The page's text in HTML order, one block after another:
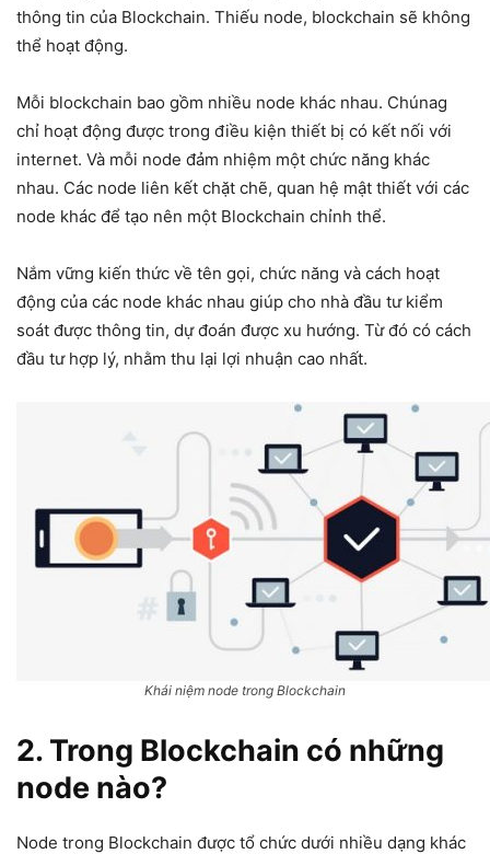
thông tin của Blockchain. Thiếu node, blockchain sẽ không
thể hoạt động.
Mỗi blockchain bao gồm nhiều node khác nhau. Chúnag
chỉ hoạt động được trong điều kiện thiết bị có kết nối với
internet. Và mỗi node đảm nhiệm một chức năng khác
nhau. Các node liên kết chặt chẽ, quan hệ mật thiết với các
node khác để tạo nên một Blockchain chỉnh thể.
Nắm vững kiến thức về tên gọi, chức năng và cách hoạt
động của các node khác nhau giúp cho nhà đầu tư kiểm
soát được thông tin, dự đoán được xu hướng. Từ đó có cách
đầu tư hợp lý, nhằm thu lại lợi nhuận cao nhất.
Khái niệm node trong Blockchain
2. Trong Blockchain có những
node nào?
Node trong Blockchain được tổ chức dưới nhiều dạng khác